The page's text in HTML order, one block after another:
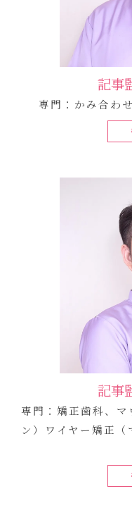
記事
専門：かみ合わ
記事
専門：矯正歯科、マ
ン）ワイヤー矯正